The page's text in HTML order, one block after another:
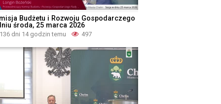
Budżetu i Rozwoju Gospodarczego
środa, 25 marca 2026
136 dni 14 godzin temu 497